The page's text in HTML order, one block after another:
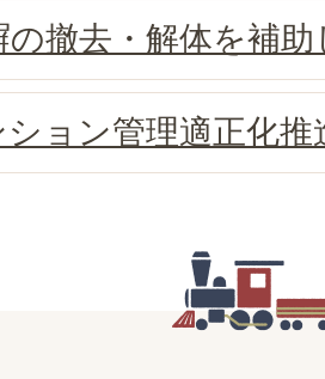
の撤去・解体を補
ョン管理適正化推